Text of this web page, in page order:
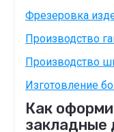
Фрезеровка
Производство
Производство
Изготовление
Как
закладные